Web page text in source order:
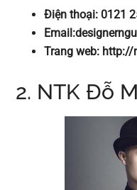
Điện thoại: 0121
Email:
Trang web:
2. NTK Đỗ